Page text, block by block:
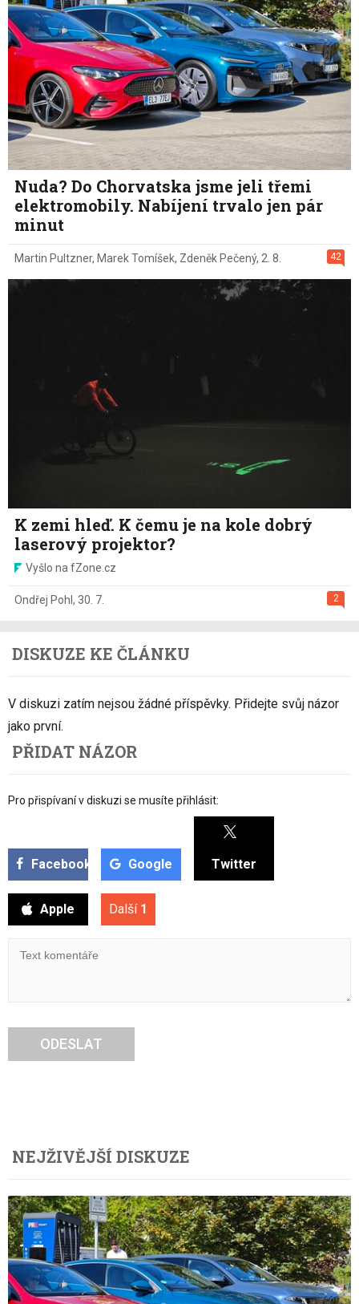
Nuda? Do Chorvatska jsme jeli třemi
elektromobily. Nabíjení trvalo jen pár
minut
42
Martin Pultzner, Marek Tomíšek, Zdeněk Pečený, 2. 8.
K zemi hleď. K čemu je na kole dobrý
laserový projektor?
Vyšlo na fZone.cz
2
Ondřej Pohl , 30. 7.
DISKUZE KE ČLÁNKU
V diskuzi zatím nejsou žádné příspěvky. Přidejte svůj názor
jako první.
PŘIDAT NÁZOR
Pro přispívaní v diskuzi se musíte přihlásit:
Facebook Google Twitter
Apple Další 1
ODESLAT
NEJŽIVĚJŠÍ DISKUZE